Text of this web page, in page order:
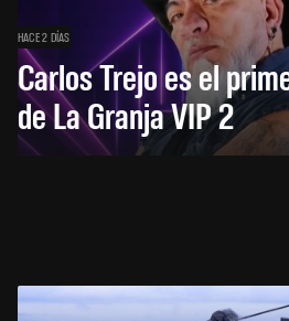
HACE 2 DÍAS
Carlos Trejo es el
de La Granja VIP 2